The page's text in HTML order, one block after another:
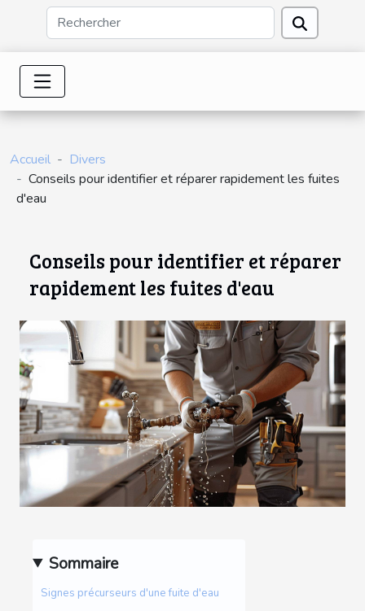
Accueil
Divers
Conseils pour identifier et réparer rapidement les fuites
d'eau
Conseils pour identifier et réparer
rapidement les fuites d'eau
Sommaire
Signes précurseurs d'une fuite d'eau